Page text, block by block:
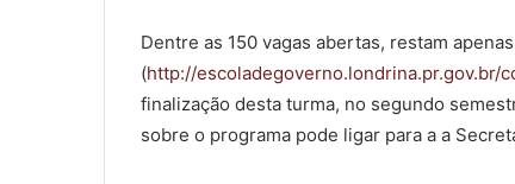
Dentre as 150 vagas abertas, restam
(http://escoladegoverno.londrina.pr.gov.br/
finalização desta turma, no segundo
sobre o programa pode ligar para a a